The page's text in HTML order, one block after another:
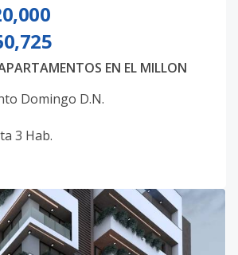
EN EL MILLON
Domingo D.N.
3 Hab.